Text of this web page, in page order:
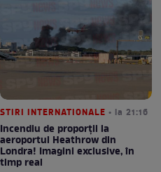
STIRI INTERNATIONALE • la 21:16
Incendiu de proporții la
aeroportul Heathrow din
Londra! Imagini exclusive, în
timp real